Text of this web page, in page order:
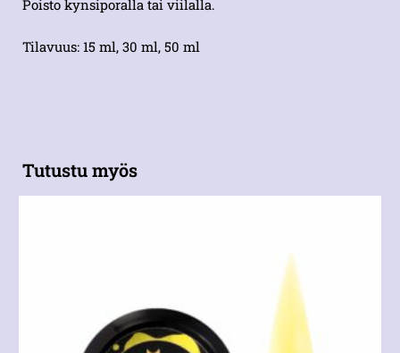
Poisto kynsiporalla tai viilalla.
Tilavuus: 15 ml, 30 ml, 50 ml
Tutustu myös